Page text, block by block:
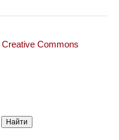
Creative Commons